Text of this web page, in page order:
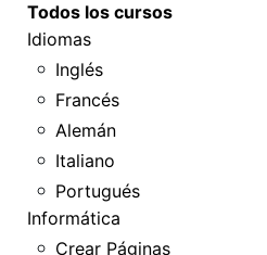
Todos los cursos
Idiomas
Inglés
Francés
Alemán
Italiano
Portugués
Informática
Crear Páginas